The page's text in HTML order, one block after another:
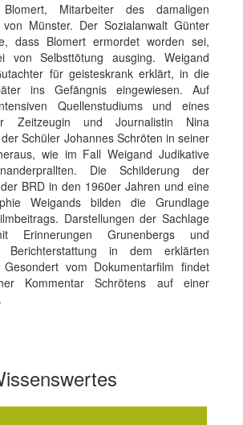
Mitarbeiter des damaligen
von Münster. Der Sozialanwalt Günter
dass Blomert ermordet worden sei,
von Selbsttötung ausging. Weigand
für geisteskrank erklärt, in die
ins Gefängnis eingewiesen. Auf
Quellenstudiums und eines
Zeitzeugin und Journalistin Nina
Schüler Johannes Schröten in seiner
wie im Fall Weigand Judikative
Die Schilderung der
BRD in den 1960er Jahren und eine
Weigands bilden die Grundlage
Darstellungen der Sachlage
Erinnerungen Grunenbergs und
Berichterstattung in dem erklärten
vom Dokumentarfilm findet
Kommentar Schrötens auf einer